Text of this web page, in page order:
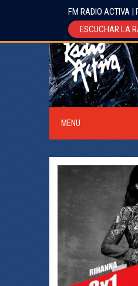
MENU
FM RADIO ACTIVA |
ESCUCHAR LA